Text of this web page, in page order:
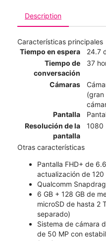
Description
Características principales
Tiempo en espera
24.7
Tiempo de
conversación
37
Cámaras
(gran
Pantalla
Resolución de la
pantalla
1080
Otras características
Pantalla FHD+ de
actualización de 120
Qualcomm
6 GB + 128 GB de
microSD de hasta 2
separado)
Sistema de cámara
de 50 MP con